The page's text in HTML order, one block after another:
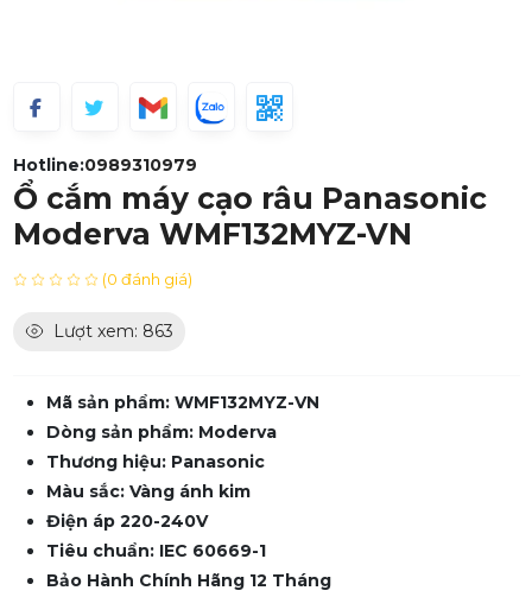
Hotline:0989310979
Ổ cắm máy cạo râu Panasonic
Moderva WMF132MYZ-VN
(0 đánh giá)
Lượt xem: 863
Mã sản phẩm: WMF132MYZ-VN
Dòng sản phẩm: Moderva
Thương hiệu: Panasonic
Màu sắc: Vàng ánh kim
Điện áp 220-240V
Tiêu chuẩn: IEC 60669-1
Bảo Hành Chính Hãng 12 Tháng